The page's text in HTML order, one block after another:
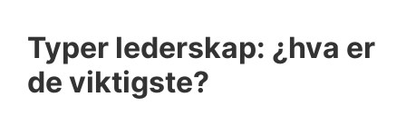
Typer lederskap: ¿hva er
de viktigste?